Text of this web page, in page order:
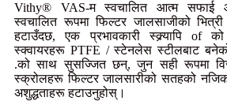
Vithy® VAS-म स्वचालित आत्म सफाई
स्वचालित रूपमा फिल्टर जालसाजीको
हटाउँदछ, एक प्रभावकारी स्क्र्यापि of को
स्क्वायरहरू PTFE / स्टेनलेस स्टीलबाट
.को साथ सुसज्जित छन्, जुन सही रूपमा
स्क्रोलहरू फिल्टर जालसारीको सतहको
अशुद्धताहरू हटाउनुहोस्।